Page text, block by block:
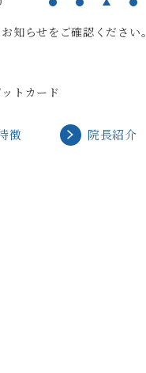
知らせをご確認ください。
トカード
徴 院長紹介